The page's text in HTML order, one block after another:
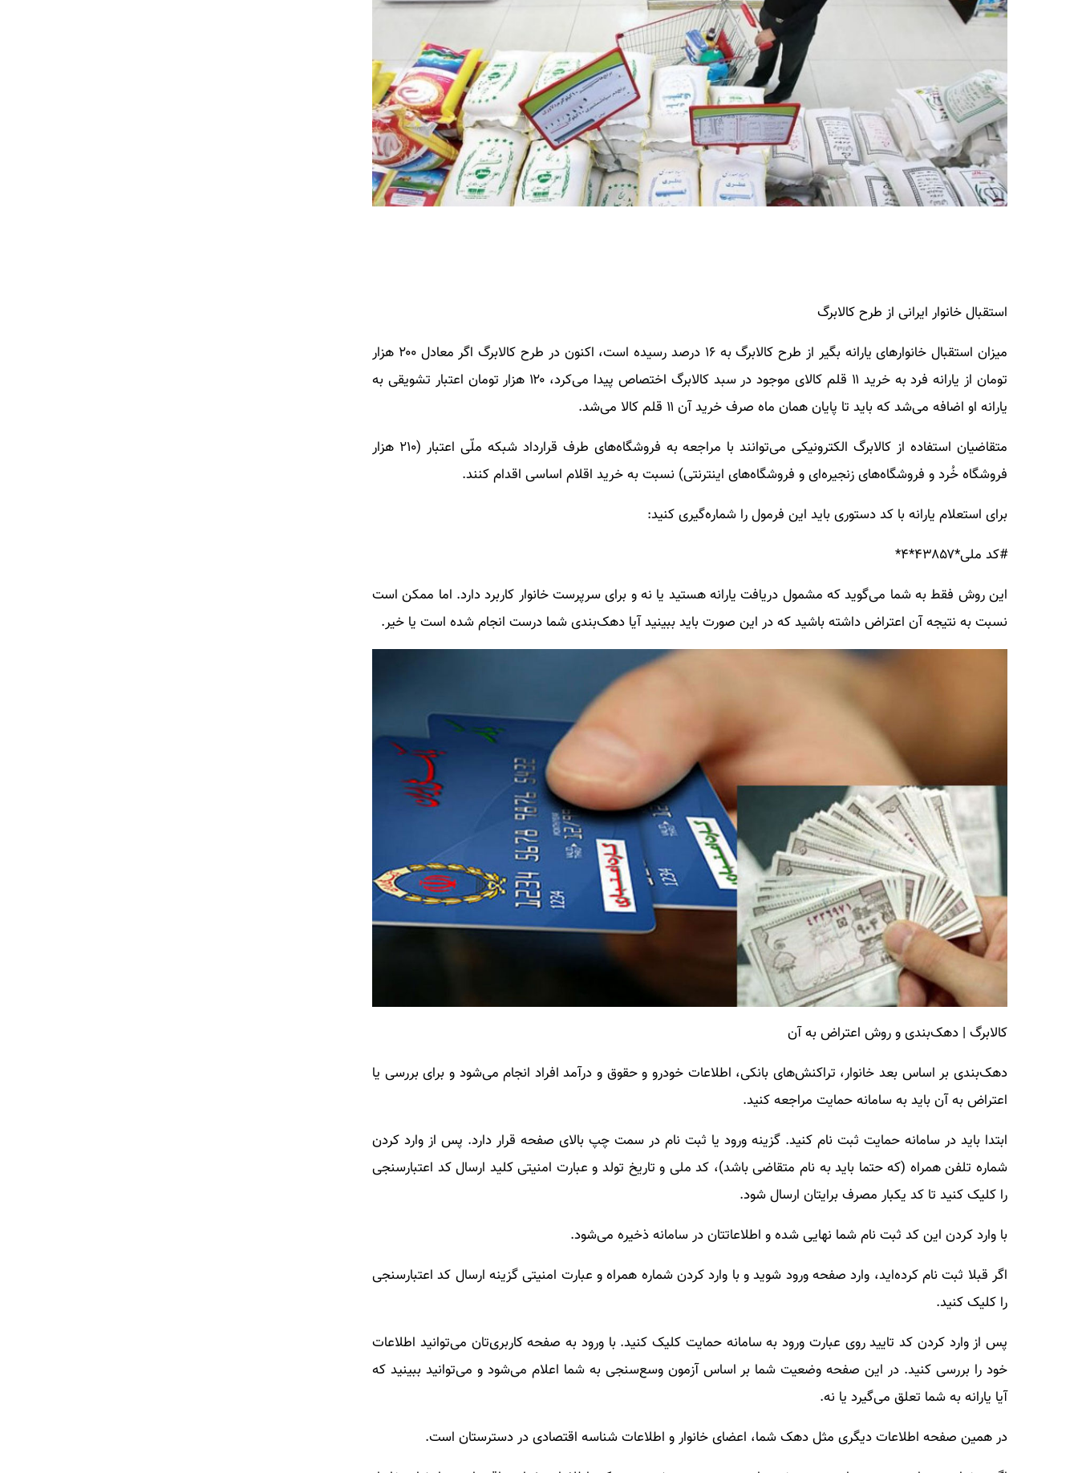
استقبال خانوار ایرانی از طرح کالابرگ
میزان استقبال خانوارهای یارانه بگیر از طرح کالابرگ به ۱۶ درصد رسیده است، اکنون در طرح کالابرگ اگر معادل ۲۰۰ هزار
تومان از یارانه فرد به خرید ۱۱ قلم کالای موجود در سبد کالابرگ اختصاص پیدا می‌کرد، ۱۲۰ هزار تومان اعتبار تشویقی به
یارانه او اضافه می‌شد که باید تا پایان همان ماه صرف خرید آن ۱۱ قلم کالا می‌شد.
متقاضیان استفاده از کالابرگ الکترونیکی می‌توانند با مراجعه به فروشگاه‌های طرف قرارداد شبکه ملّی اعتبار (۲۱۰ هزار
فروشگاه خُرد و فروشگاه‌های زنجیره‌ای و فروشگاه‌های اینترنتی) نسبت به خرید اقلام اساسی اقدام کنند.
برای استعلام یارانه با کد دستوری باید این فرمول را شماره‌گیری کنید:
#کد ملی*۴۳۸۵۷*۴*
این روش فقط به شما می‌گوید که مشمول دریافت یارانه هستید یا نه و برای سرپرست خانوار کاربرد دارد. اما ممکن است
نسبت به نتیجه آن اعتراض داشته باشید که در این صورت باید ببینید آیا دهک‌بندی شما درست انجام شده است یا خیر.
کالابرگ | دهک‌بندی و روش اعتراض به آن
دهک‌بندی بر اساس بعد خانوار، تراکنش‌های بانکی، اطلاعات خودرو و حقوق و درآمد افراد انجام می‌شود و برای بررسی یا
اعتراض به آن باید به سامانه حمایت مراجعه کنید.
ابتدا باید در سامانه حمایت ثبت نام کنید. گزینه ورود یا ثبت نام در سمت چپ بالای صفحه قرار دارد. پس از وارد کردن
شماره تلفن همراه (که حتما باید به نام متقاضی باشد)، کد ملی و تاریخ تولد و عبارت امنیتی کلید ارسال کد اعتبارسنجی
را کلیک کنید تا کد یکبار مصرف برایتان ارسال شود.
با وارد کردن این کد ثبت نام شما نهایی شده و اطلاعاتتان در سامانه ذخیره می‌شود.
اگر قبلا ثبت نام کرده‌اید، وارد صفحه ورود شوید و با وارد کردن شماره همراه و عبارت امنیتی گزینه ارسال کد اعتبارسنجی
را کلیک کنید.
پس از وارد کردن کد تایید روی عبارت ورود به سامانه حمایت کلیک کنید. با ورود به صفحه کاربری‌تان می‌توانید اطلاعات
خود را بررسی کنید. در این صفحه وضعیت شما بر اساس آزمون وسع‌سنجی به شما اعلام می‌شود و می‌توانید ببینید که
آیا یارانه به شما تعلق می‌گیرد یا نه.
در همین صفحه اطلاعات دیگری مثل دهک شما، اعضای خانوار و اطلاعات شناسه اقتصادی در دسترستان است.